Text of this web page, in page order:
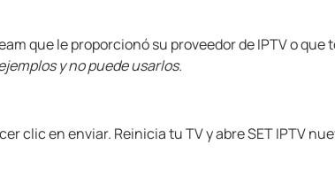
que le proporcionó su proveedor de IPTV o que
y no puede usarlos.
clic en enviar. Reinicia tu TV y abre SET IPTV